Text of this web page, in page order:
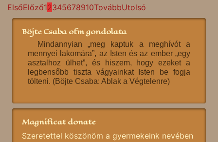
ElsőElőző12345678910TovábbUtolsó
Böjte Csaba ofm gondolata
Mindannyian „meg kaptuk a meghívót a
mennyei lakomára”, az Isten és az ember „egy
asztalhoz ülhet”, és hiszem, hogy ezeket a
legbensőbb tiszta vágyainkat Isten be fogja
tölteni. (Böjte Csaba: Ablak a Végtelenre)
Magnificat donate
Szeretettel köszönöm a gyermekeink nevében